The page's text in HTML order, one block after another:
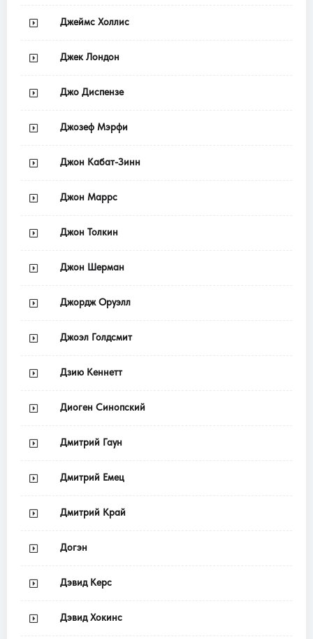
Джеймс Холлис
Джек Лондон
Джо Диспензе
Джозеф Мэрфи
Джон Кабат-Зинн
Джон Маррс
Джон Толкин
Джон Шерман
Джордж Оруэлл
Джоэл Голдсмит
Дзию Кеннетт
Диоген Синопский
Дмитрий Гаун
Дмитрий Емец
Дмитрий Край
Догэн
Дэвид Керс
Дэвид Хокинс